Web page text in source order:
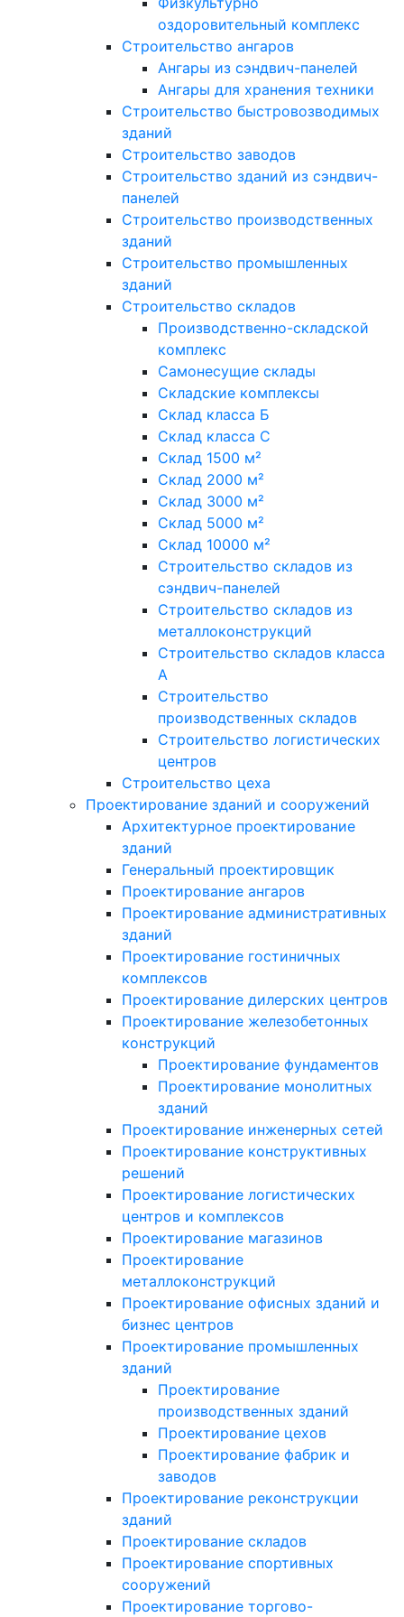
оздоровительный комплекс
Строительство ангаров
Ангары из сэндвич-панелей
Ангары для хранения техники
Строительство быстровозводимых
зданий
Строительство заводов
Строительство зданий из сэндвич-
панелей
Строительство производственных
зданий
Строительство промышленных
зданий
Строительство складов
Производственно-складской
комплекс
Самонесущие склады
Складские комплексы
Склад класса Б
Склад класса С
Склад 1500 м²
Склад 2000 м²
Склад 3000 м²
Склад 5000 м²
Склад 10000 м²
Строительство складов из
сэндвич-панелей
Строительство складов из
металлоконструкций
Строительство складов класса
А
Строительство
производственных складов
Строительство логистических
центров
Строительство цеха
Проектирование зданий и сооружений
Архитектурное проектирование
зданий
Генеральный проектировщик
Проектирование ангаров
Проектирование административных
зданий
Проектирование гостиничных
комплексов
Проектирование дилерских центров
Проектирование железобетонных
конструкций
Проектирование фундаментов
Проектирование монолитных
зданий
Проектирование инженерных сетей
Проектирование конструктивных
решений
Проектирование логистических
центров и комплексов
Проектирование магазинов
Проектирование
металлоконструкций
Проектирование офисных зданий и
бизнес центров
Проектирование промышленных
зданий
Проектирование
производственных зданий
Проектирование цехов
Проектирование фабрик и
заводов
Проектирование реконструкции
зданий
Проектирование складов
Проектирование спортивных
сооружений
Проектирование торгово-